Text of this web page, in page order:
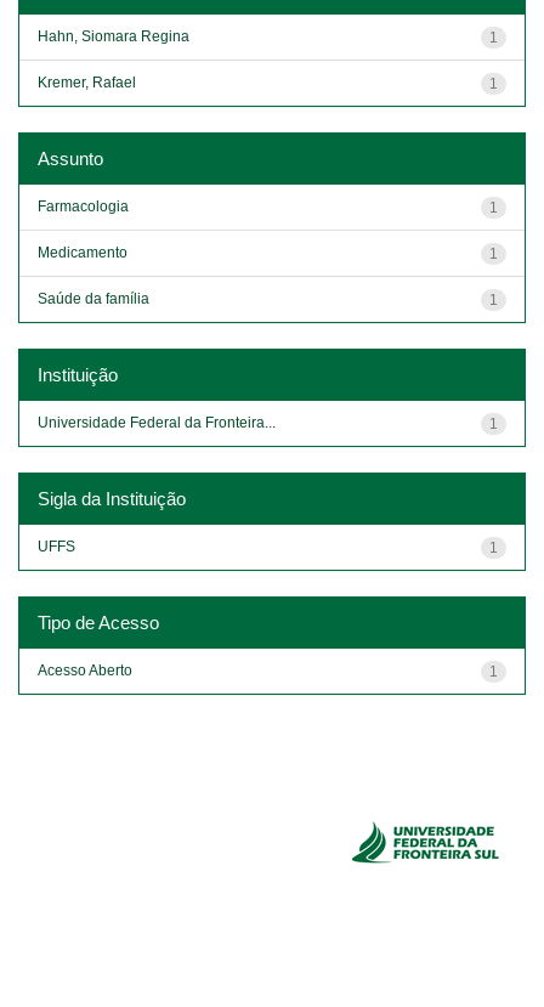
1
Hahn, Siomara Regina
1
Kremer, Rafael
Assunto
1
Farmacologia
1
Medicamento
1
Saúde da família
Instituição
1
Universidade Federal da Fronteira...
Sigla da Instituição
1
UFFS
Tipo de Acesso
1
Acesso Aberto